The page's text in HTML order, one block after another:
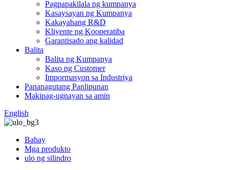
Pagpapakilala ng kumpanya
Kasaysayan ng Kumpanya
Kakayahang R&D
Kliyente ng Kooperatiba
Garantisado ang kalidad
Balita
Balita ng Kumpanya
Kaso ng Customer
Impormasyon sa Industriya
Pananagutang Panlipunan
Makipag-ugnayan sa amin
English
Bahay
Mga produkto
ulo ng silindro